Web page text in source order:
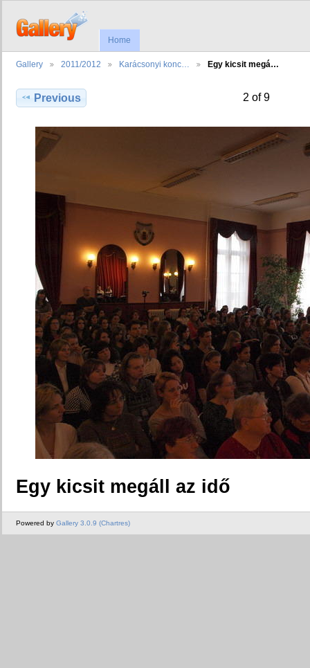
Home
Gallery 2011/2012 Karácsonyi konc… Egy kicsit megá…
Previous 2 of 9
Egy kicsit megáll az idő
Powered by Gallery 3.0.9 (Chartres)